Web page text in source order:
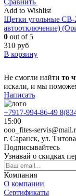
Сравнить
Add to Wishlist
Щетки угольные
автоотключение)
0 out of 5
310 руб
В корзину
Не смогли найти то
искали, и мы
Написать
+7917-994-86-49
15:00
ooo_fites-
г. Саранск, ул.
Подписывайтесь
Узнавай о скидках
Компания
О компании
Сертификаты